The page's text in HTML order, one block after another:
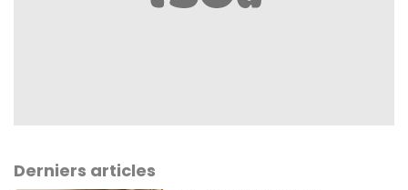
Derniers articles